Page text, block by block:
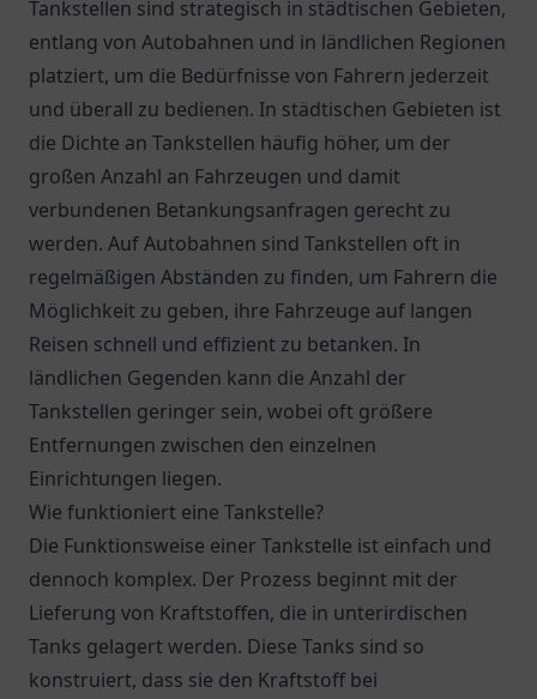
Tankstellen sind strategisch in städtischen Gebieten,
entlang von Autobahnen und in ländlichen Regionen
platziert, um die Bedürfnisse von Fahrern jederzeit
und überall zu bedienen. In städtischen Gebieten ist
die Dichte an Tankstellen häufig höher, um der
großen Anzahl an Fahrzeugen und damit
verbundenen Betankungsanfragen gerecht zu
werden. Auf Autobahnen sind Tankstellen oft in
regelmäßigen Abständen zu finden, um Fahrern die
Möglichkeit zu geben, ihre Fahrzeuge auf langen
Reisen schnell und effizient zu betanken. In
ländlichen Gegenden kann die Anzahl der
Tankstellen geringer sein, wobei oft größere
Entfernungen zwischen den einzelnen
Einrichtungen liegen.
Wie funktioniert eine Tankstelle?
Die Funktionsweise einer Tankstelle ist einfach und
dennoch komplex. Der Prozess beginnt mit der
Lieferung von Kraftstoffen, die in unterirdischen
Tanks gelagert werden. Diese Tanks sind so
konstruiert, dass sie den Kraftstoff bei